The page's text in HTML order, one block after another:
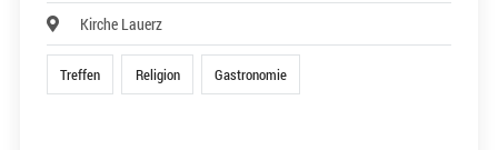
Kirche Lauerz
Treffen Religion Gastronomie